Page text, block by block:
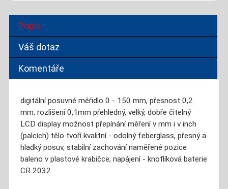
Popis
Váš dotaz
Komentáře
digitální posuvné měřidlo 0 - 150 mm, přesnost 0,2
mm, rozlišení 0,1mm přehledný, velký, dobře čitelný
LCD display možnost přepínání měření v mm i v inch
(palcích) tělo tvoří kvalitní - odolný feberglass, přesný a
hladký posuv, stabilní zachování naměřené pozice
baleno v plastové krabičce, napájení - knoflíková baterie
CR 2032